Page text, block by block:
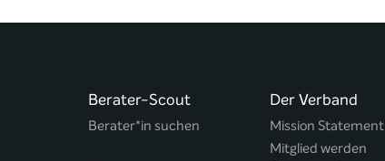
Berater-Scout
Berater*in suchen
Der Verband
Mission Statement
Mitglied werden